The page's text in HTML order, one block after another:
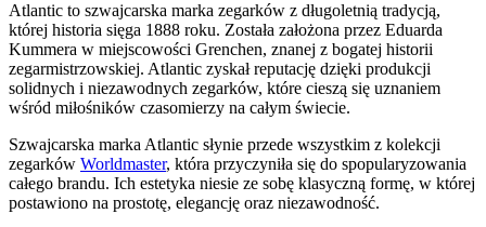
Atlantic to szwajcarska marka zegarków z długoletnią tradycją,
której historia sięga 1888 roku. Została założona przez Eduarda
Kummera w miejscowości Grenchen, znanej z bogatej historii
zegarmistrzowskiej. Atlantic zyskał reputację dzięki produkcji
solidnych i niezawodnych zegarków, które cieszą się uznaniem
wśród miłośników czasomierzy na całym świecie.
Szwajcarska marka Atlantic słynie przede wszystkim z kolekcji
zegarków Worldmaster, która przyczyniła się do spopularyzowania
całego brandu. Ich estetyka niesie ze sobę klasyczną formę, w której
postawiono na prostotę, elegancję oraz niezawodność.